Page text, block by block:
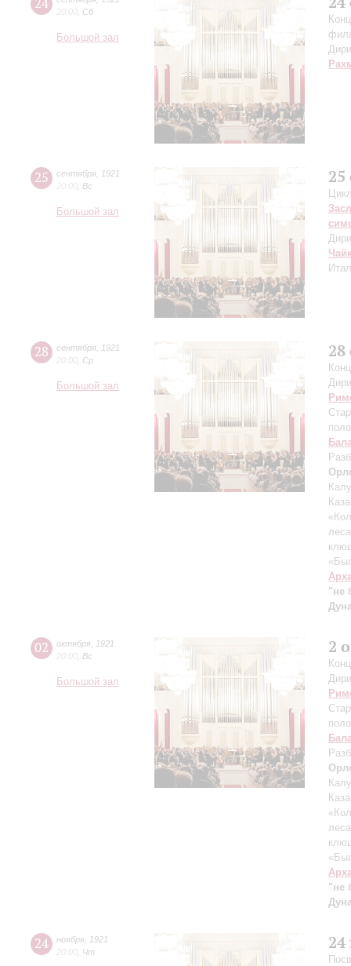
20:00 Сб
Большой зал
25 сентября
1921
20:00 Вс
Большой зал
25
28 сентября
1921
20:00 Ср
Большой зал
28
"не
02 октября
1921
20:00 Вс
Большой зал
2
"не
24 ноября
1921
20:00 Чт 24